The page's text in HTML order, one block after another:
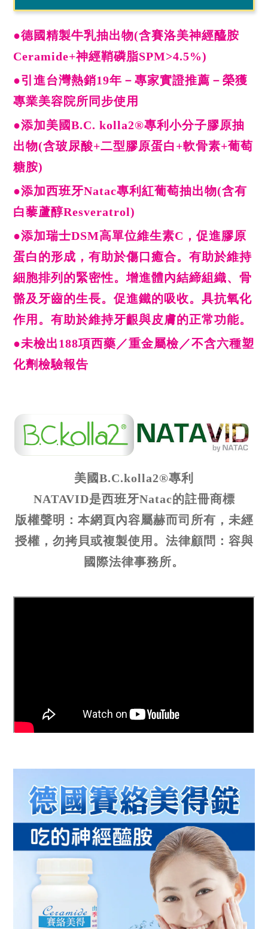
●德國精製牛乳抽出物(含賽洛美神經醯胺
Ceramide+神經鞘磷脂SPM>4.5%)
●引進台灣熱銷19年－專家實證推薦－榮獲
專業美容院所同步使用
●添加美國B.C. kolla2®專利小分子膠原抽
出物(含玻尿酸+二型膠原蛋白+軟骨素+葡萄
糖胺)
●添加西班牙Natac專利紅葡萄抽出物(含有
白藜蘆醇Resveratrol)
●添加瑞士DSM高單位維生素C，促進膠原
蛋白的形成，有助於傷口癒合。有助於維持
細胞排列的緊密性。增進體內結締組織、骨
骼及牙齒的生長。促進鐵的吸收。具抗氧化
作用。有助於維持牙齦與皮膚的正常功能。
●未檢出188項西藥／重金屬檢／不含六種塑
化劑檢驗報告
美國B.C.kolla2®專利
NATAVID是西班牙Natac的註冊商標
版權聲明：本網頁內容屬赫而司所有，未經
授權，勿拷貝或複製使用。法律顧問：容與
國際法律事務所。